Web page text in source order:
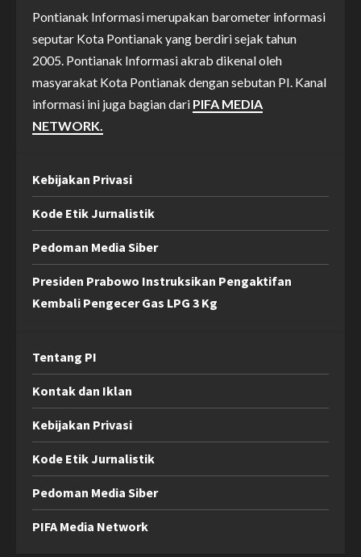
Pontianak Informasi merupakan barometer informasi
seputar Kota Pontianak yang berdiri sejak tahun
2005. Pontianak Informasi akrab dikenal oleh
masyarakat Kota Pontianak dengan sebutan PI. Kanal
informasi ini juga bagian dari PIFA MEDIA
NETWORK.
Kebijakan Privasi
Kode Etik Jurnalistik
Pedoman Media Siber
Presiden Prabowo Instruksikan Pengaktifan
Kembali Pengecer Gas LPG 3 Kg
Tentang PI
Kontak dan Iklan
Kebijakan Privasi
Kode Etik Jurnalistik
Pedoman Media Siber
PIFA Media Network